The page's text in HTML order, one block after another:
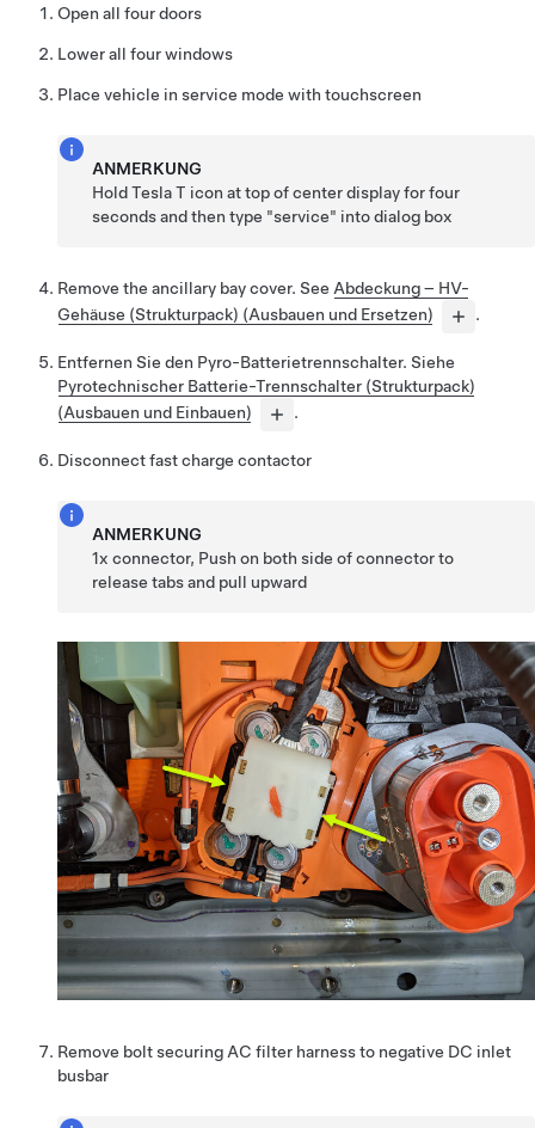
Open all four doors
Lower all four windows
Place vehicle in service mode with touchscreen
ANMERKUNG
Hold Tesla T icon at top of center display for four
seconds and then type "service" into dialog box
Remove the ancillary bay cover. See Abdeckung – HV-
Gehäuse (Strukturpack) (Ausbauen und Ersetzen)
.
Entfernen Sie den Pyro-Batterietrennschalter. Siehe
Pyrotechnischer Batterie-Trennschalter (Strukturpack)
(Ausbauen und Einbauen)
.
Disconnect fast charge contactor
ANMERKUNG
1x connector, Push on both side of connector to
release tabs and pull upward
Remove bolt securing AC filter harness to negative DC inlet
busbar